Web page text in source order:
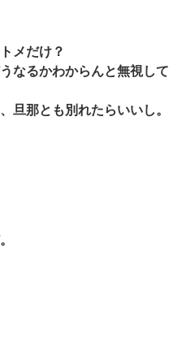
メだけ？
なるかわからんと無視して
旦那とも別れたらいいし。